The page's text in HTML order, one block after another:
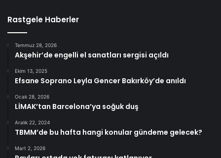
Rastgele Haberler
Temmuz 28, 2026
Akşehir’de engelli el sanatları sergisi açıldı
Ekim 13, 2025
Efsane Soprano Leyla Gencer Bakırköy’de anıldı
Ocak 28, 2026
LİMAK’tan Barcelona’ya soğuk duş
Aralık 22, 2024
TBMM’de bu hafta hangi konular gündeme gelecek?
Mart 2, 2026